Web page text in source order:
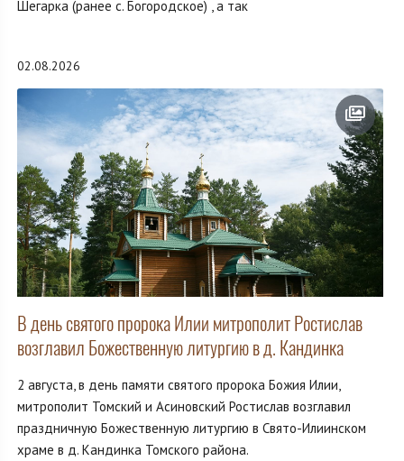
Шегарка (ранее с. Богородское) , а так
02.08.2026
В день святого пророка Илии митрополит Ростислав
возглавил Божественную литургию в д. Кандинка
2 августа, в день памяти святого пророка Божия Илии,
митрополит Томский и Асиновский Ростислав возглавил
праздничную Божественную литургию в Свято-Илиинском
храме в д. Кандинка Томского района.